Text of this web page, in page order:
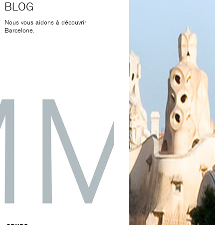
BLOG
Nous vous aidons à découvrir
Barcelone.